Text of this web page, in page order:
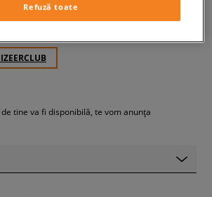
tine va fi disponibilă, te vom anunța
Refuză toate